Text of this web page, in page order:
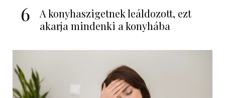
6
A konyhaszigetnek leáldozott, ezt
akarja mindenki a konyhába